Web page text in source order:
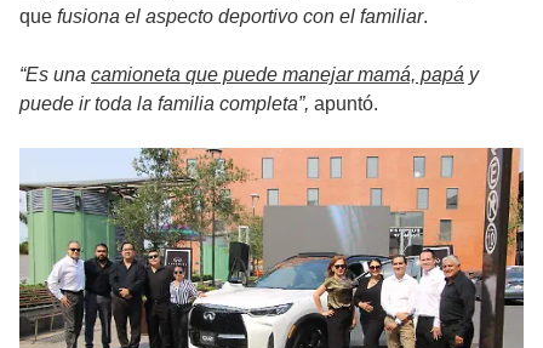
que fusiona el aspecto deportivo con el familiar.
“Es una camioneta que puede manejar mamá, papá y
puede ir toda la familia completa”, apuntó.